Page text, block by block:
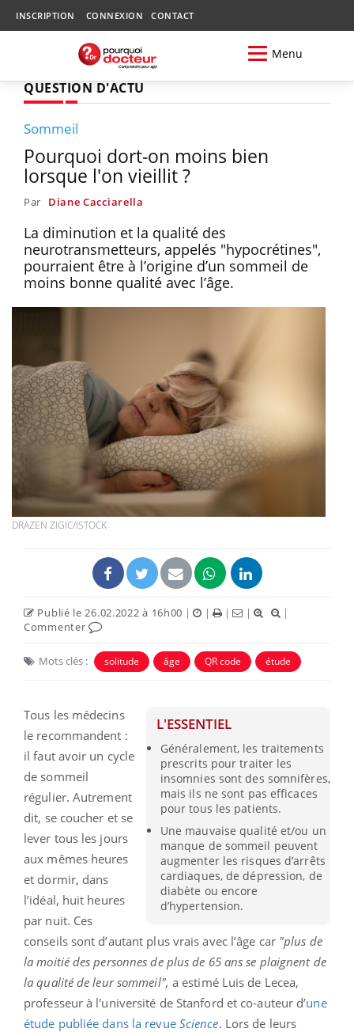
INSCRIPTION CONNEXION CONTACT
Menu
QUESTION D'ACTU
Sommeil
Pourquoi dort-on moins bien
lorsque l'on vieillit ?
Par Diane Cacciarella
La diminution et la qualité des
neurotransmetteurs, appelés "hypocrétines",
pourraient être à l’origine d’un sommeil de
moins bonne qualité avec l’âge.
DRAZEN ZIGIC/ISTOCK
Publié le 26.02.2022 à 16h00 | | | |
|
Commenter
Mots clés : solitude âge QR code étude
L'ESSENTIEL
Généralement, les traitements
prescrits pour traiter les
insomnies sont des somnifères,
mais ils ne sont pas efficaces
pour tous les patients.
Une mauvaise qualité et/ou un
manque de sommeil peuvent
augmenter les risques d’arrêts
cardiaques, de dépression, de
diabète ou encore
d’hypertension.
Tous les médecins
le recommandent :
il faut avoir un cycle
de sommeil
régulier. Autrement
dit, se coucher et se
lever tous les jours
aux mêmes heures
et dormir, dans
l’idéal, huit heures
par nuit. Ces
conseils sont d’autant plus vrais avec l’âge car "plus de
la moitié des personnes de plus de 65 ans se plaignent de
la qualité de leur sommeil", a estimé Luis de Lecea,
professeur à l'université de Stanford et co-auteur d’une
étude publiée dans la revue Science. Lors de leurs